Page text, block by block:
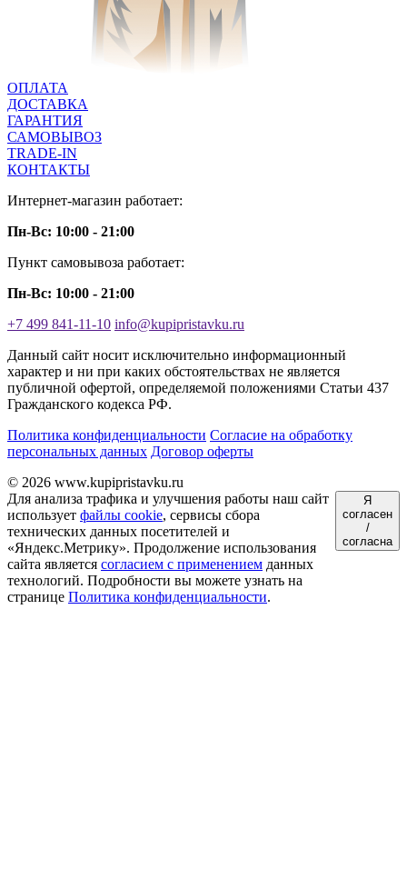
ОПЛАТА
ДОСТАВКА
ГАРАНТИЯ
САМОВЫВОЗ
TRADE-IN
КОНТАКТЫ
Интернет-магазин работает:
Пн-Вс: 10:00 - 21:00
Пункт самовывоза работает:
Пн-Вс: 10:00 - 21:00
+7 499 841-11-10 info@kupipristavku.ru
Данный сайт носит исключительно информационный
характер и ни при каких обстоятельствах не является
публичной офертой, определяемой положениями Статьи 437
Гражданского кодекса РФ.
Политика конфиденциальности Согласие на обработку
персональных данных Договор оферты
© 2026 www.kupipristavku.ru
Для анализа трафика и улучшения работы наш сайт
использует файлы cookie, сервисы сбора
технических данных посетителей и
«Яндекс.Метрику». Продолжение использования
сайта является согласием с применением данных
технологий. Подробности вы можете узнать на
странице Политика конфиденциальности.
Я
согласен
/
согласна